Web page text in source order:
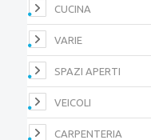
CUCINA
VARIE
SPAZI APERTI
VEICOLI
CARPENTERIA